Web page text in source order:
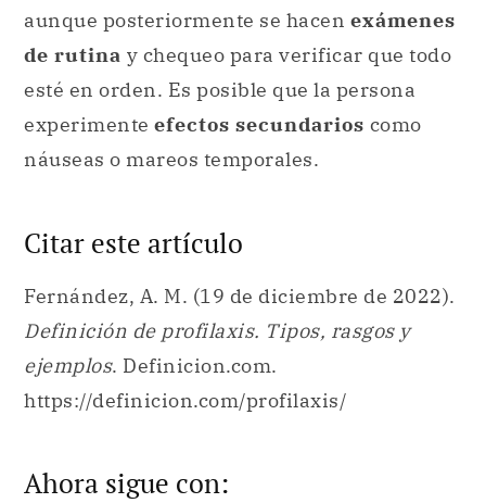
aunque posteriormente se hacen exámenes
de rutina y chequeo para verificar que todo
esté en orden. Es posible que la persona
experimente efectos secundarios como
náuseas o mareos temporales.
Citar este artículo
Fernández, A. M. (19 de diciembre de 2022).
Definición de profilaxis. Tipos, rasgos y
ejemplos. Definicion.com.
https://definicion.com/profilaxis/
Ahora sigue con: